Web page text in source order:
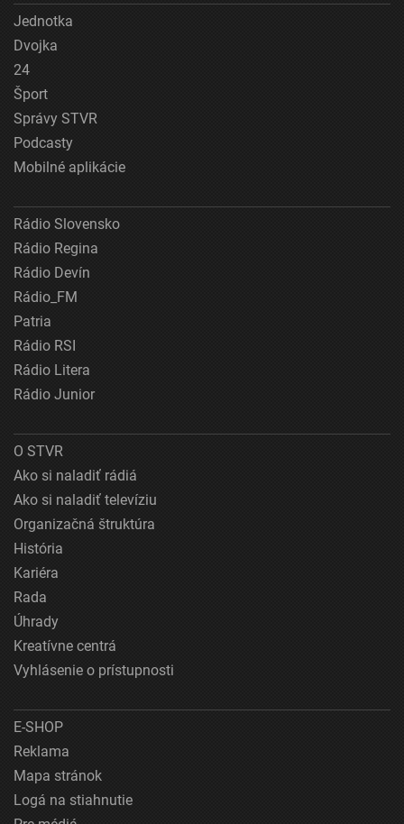
Jednotka
Dvojka
24
Šport
Správy STVR
Podcasty
Mobilné aplikácie
Rádio Slovensko
Rádio Regina
Rádio Devín
Rádio_FM
Patria
Rádio RSI
Rádio Litera
Rádio Junior
O STVR
Ako si naladiť rádiá
Ako si naladiť televíziu
Organizačná štruktúra
História
Kariéra
Rada
Úhrady
Kreatívne centrá
Vyhlásenie o prístupnosti
E-SHOP
Reklama
Mapa stránok
Logá na stiahnutie